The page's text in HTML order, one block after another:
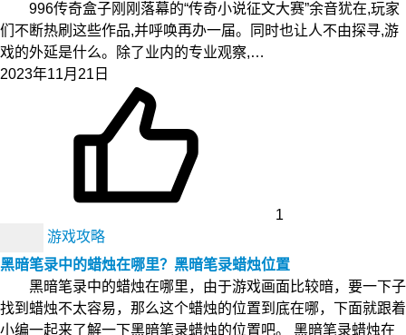
996传奇盒子刚刚落幕的“传奇小说征文大赛”余音犹在,玩家
们不断热刷这些作品,并呼唤再办一届。同时也让人不由探寻,游
戏的外延是什么。除了业内的专业观察,…
2023年11月21日
1
游戏攻略
黑暗笔录中的蜡烛在哪里？黑暗笔录蜡烛位置
黑暗笔录中的蜡烛在哪里，由于游戏画面比较暗，要一下子
找到蜡烛不太容易，那么这个蜡烛的位置到底在哪，下面就跟着
小编一起来了解一下黑暗笔录蜡烛的位置吧。 黑暗笔录蜡烛在